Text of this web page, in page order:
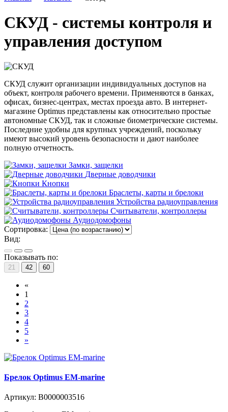
СКУД - системы контроля и
управления доступом
СКУД служит организации индивидуальных доступов на
объект, контроля рабочего времени. Применяются в банках,
офисах, бизнес-центрах, местах проезда авто. В интернет-
магазине Optimus представлены как относительно простые
автономные СКУД, так и сложные биометрические системы.
Последние удобны для крупных учреждений, поскольку
имеют высокий уровень безопасности и дают наиболее
полную отчетность.
Замки, защелки
Дверные доводчики
Кнопки
Браслеты, карты и брелоки
Устройства радиоуправления
Считыватели, контроллеры
Аудиодомофоны
Сортировка:
Вид:
Показывать по:
21 42 60
«
1
2
3
4
5
»
Брелок Optimus EM-marine
Артикул: В0000003516